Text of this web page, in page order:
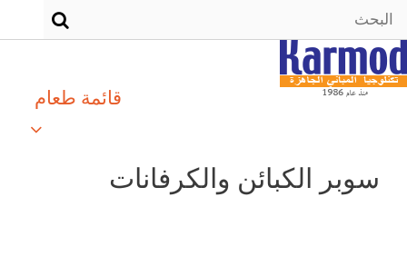
قائمة طعام
سوبر الكبائن والكرفانات